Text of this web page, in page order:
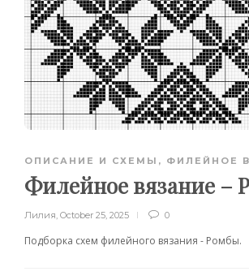
ОПИСАНИЕ И СХЕМЫ , ФИЛЕЙНОЕ
Филейное вязание –
Лилия, October 25, 2025 0
Подборка схем филейного вязания - Ромбы.